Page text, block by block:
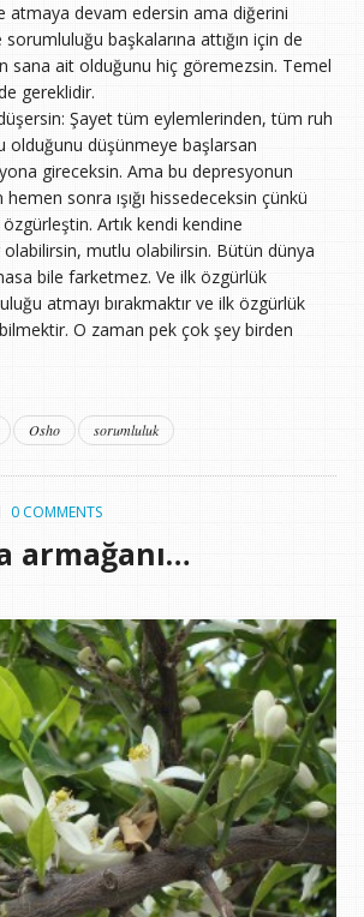
atmaya devam edersin ama diğerini
başkalarına attığın için de
sana ait olduğunu hiç göremezsin. Temel
gereklidir.
Şayet tüm eylemlerinden, tüm ruh
olduğunu düşünmeye başlarsan
gireceksin. Ama bu depresyonun
sonra ışığı hissedeceksin çünkü
özgürleştin. Artık kendi kendine
olabilirsin, mutlu olabilirsin. Bütün dünya
bile farketmez. Ve ilk özgürlük
atmayı bırakmaktır ve ilk özgürlük
O zaman pek çok şey birden
Osho sorumluluk
0 COMMENTS
armağanı…